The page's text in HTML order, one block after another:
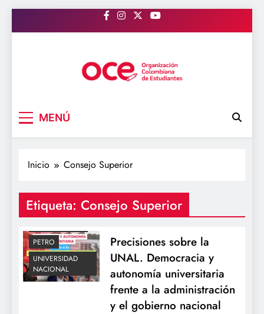
al
MENÚ
Inicio Consejo Superior
Etiqueta: Consejo Superior
ACTUALIDAD
EDUCACION
PETRO
UNIVERSIDAD
NACIONAL
Precisiones sobre la
UNAL. Democracia y
autonomía universitaria
frente a la administración
y el gobierno nacional